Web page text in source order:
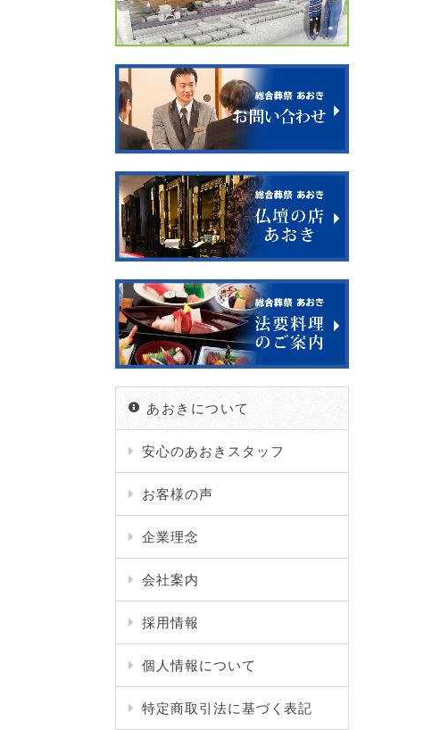
あおきについて
安心のあおきスタッフ
お客様の声
企業理念
会社案内
採用情報
個人情報について
特定商取引法に基づく表記